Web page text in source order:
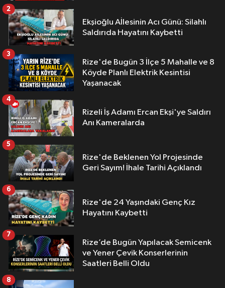
Ekşioğlu Aİlesinin Acı Günü: Silahlı
Saldırıda Hayatını Kaybetti
2
Rize'de Bugün 3 İlçe 5 Mahalle ve 8
Köyde Planlı Elektrik Kesintisi
Yaşanacak
3
Rizeli İş Adamı Ercan Ekşi'ye Saldırı
Anı Kameralarda
4
Rize'de Beklenen Yol Projesinde
Geri Sayım! İhale Tarihi Açıklandı
5
Rize'de 24 Yaşındaki Genç Kız
Hayatını Kaybetti
6
Rize’de Bugün Yapılacak Semicenk
ve Yener Çevik Konserlerinin
Saatleri Belli Oldu
7
8